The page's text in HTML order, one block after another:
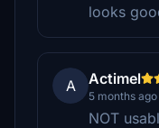
looks
A Actimel
5 months ago
NOT